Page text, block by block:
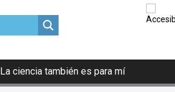
La ciencia también es para mí